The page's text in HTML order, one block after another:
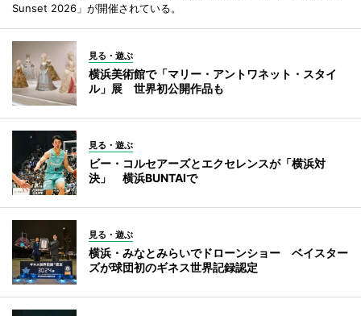
Sunset 2026」が開催されている。
見る・遊ぶ
横浜美術館で「マリー・アントワネット・スタイ
ル」展 世界初公開作品も
見る・遊ぶ
ビー・コルセアーズとエクセレンスが「横浜対
決」 横浜BUNTAIで
見る・遊ぶ
横浜・みなとみらいでドローンショー ベイスター
ズが球団初のギネス世界記録認定